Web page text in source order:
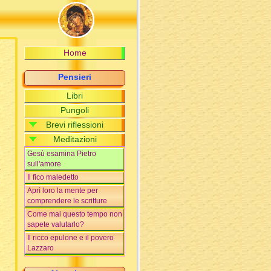
Home
Pensieri
Libri
Pungoli
Brevi riflessioni
Meditazioni
Parabole della torre e della
guerra dei re - terza versione
V Mistero gaudioso - Gesù
ritrovato nel tempio
La parabola degli operai
nella vigna
Gli invitati al banchetto di
nozze - 1
Gli invitati al banchetto di
nozze - 2
Gesù esamina Pietro
sull'amore
Il fico maledetto
Aprì loro la mente per
comprendere le scritture
Come mai questo tempo non
sapete valutarlo?
Il ricco epulone e il povero
Lazzaro